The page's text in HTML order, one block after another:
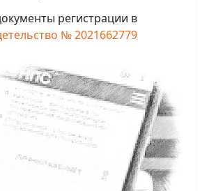
регистрации в
№ 2021662779